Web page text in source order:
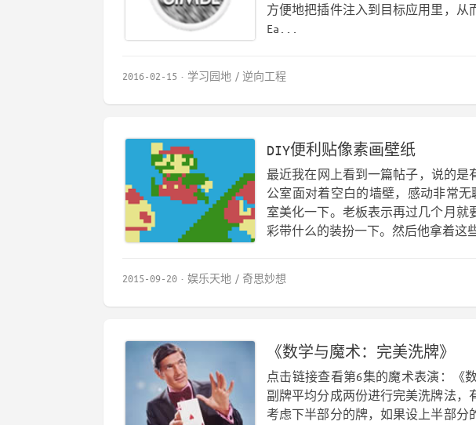
方便地把插件注入到目标应用里，
Ea...
2016-02-15 学习园地 逆向工程
DIY便利贴像素画壁纸
最近我在网上看到一篇帖子，说的是
公室面对着空白的墙壁，感动非常
室美化一下。老板表示再过几个月就
彩带什么的装扮一下。然后他拿着这
2015-09-20 娱乐天地 奇思妙想
《数学与魔术：完美洗牌》
点击链接查看第6集的魔术表演：《
副牌平均分成两份进行完美洗牌法
考虑下半部分的牌，如果设上半部